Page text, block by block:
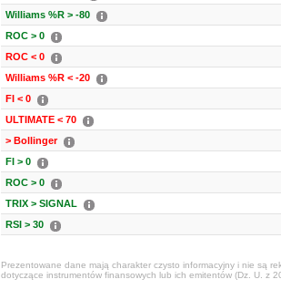
Williams %R > -80
ROC > 0
ROC < 0
Williams %R < -20
FI < 0
ULTIMATE < 70
> Bollinger
FI > 0
ROC > 0
TRIX > SIGNAL
RSI > 30
Prezentowane dane mają charakter czysto informacyjny i nie są
dotyczące instrumentów finansowych lub ich emitentów (Dz. U. z